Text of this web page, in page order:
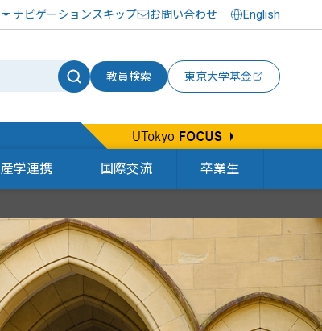
ナビゲーションスキップ お問い合わせ English
教員検索 東京大学基金
産学連携 国際交流 卒業生